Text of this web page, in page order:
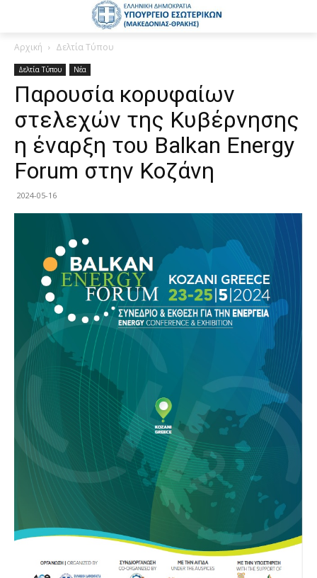
Αρχική Δελτία Τύπου
Δελτία Τύπου Νέα
Παρουσία κορυφαίων
στελεχών της Κυβέρνησης
η έναρξη του Balkan Energy
Forum στην Κοζάνη
2024-05-16